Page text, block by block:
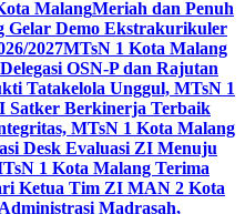
MalangMeriah dan Penuh
Gelar Demo Ekstrakurikuler
2027MTsN 1 Kota Malang
OSN-P dan Rajutan
Tatakelola Unggul, MTsN 1
Satker Berkinerja Terbaik
MTsN 1 Kota Malang
Desk Evaluasi ZI Menuju
1 Kota Malang Terima
Ketua Tim ZI MAN 2 Kota
Madrasah,